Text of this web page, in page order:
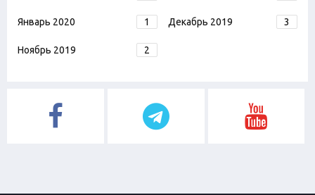
Январь 2020 1 Декабрь 2019 3
Ноябрь 2019 2